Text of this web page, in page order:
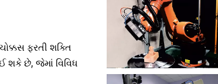
ફરતી શક્તિ
શકે છે, જેમાં વિવિધ